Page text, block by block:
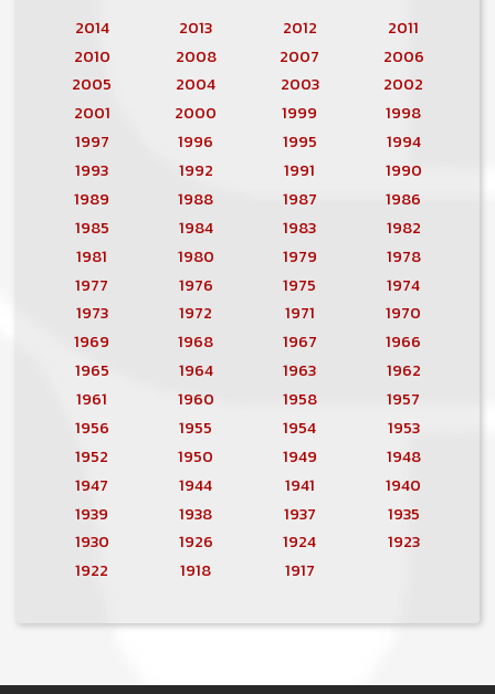
2014 2013 2012
2011
2010
2008 2007
2006
2005
2004 2003
2002
2001
2000 1999
1998
1997
1996 1995
1994
1993
1992 1991
1990
1989
1988 1987
1986
1985
1984 1983
1982
1981
1980 1979
1978
1977
1976 1975
1974
1973
1972 1971
1970
1969
1968 1967
1966
1965
1964 1963
1962
1961
1960 1958
1957
1956
1955 1954
1953
1952
1950 1949
1948
1947
1944 1941
1940
1939
1938 1937
1935
1930
1926 1924
1923
1922
1918 1917